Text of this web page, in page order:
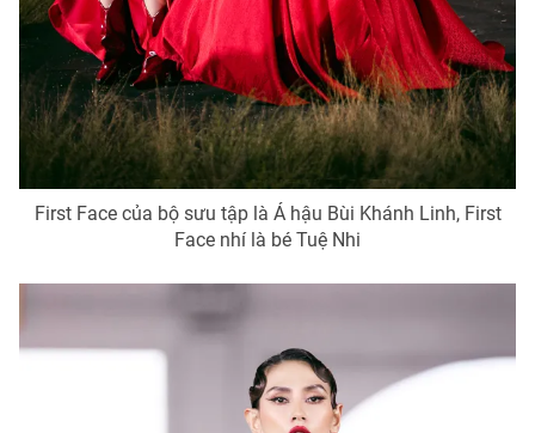
First Face của bộ sưu tập là Á hậu Bùi Khánh Linh, First
Face nhí là bé Tuệ Nhi